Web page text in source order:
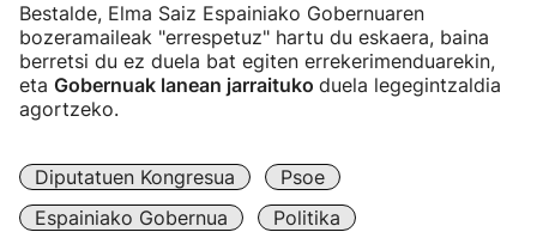
Bestalde, Elma Saiz Espainiako Gobernuaren
bozeramaileak "errespetuz" hartu du eskaera, baina
berretsi du ez duela bat egiten errekerimenduarekin,
eta Gobernuak lanean jarraituko duela legegintzaldia
agortzeko.
Diputatuen Kongresua
Psoe
Espainiako Gobernua
Politika